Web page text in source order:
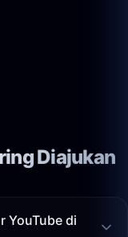
Diajukan
YouTube di